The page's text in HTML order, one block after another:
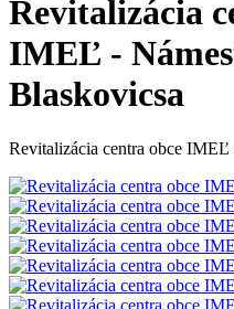
Revitalizácia
IMEĽ -
Blaskovicsa
Revitalizácia centra obce IMEĽ